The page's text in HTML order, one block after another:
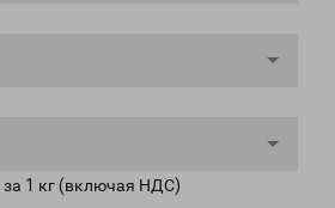
1 кг (включая НДС)